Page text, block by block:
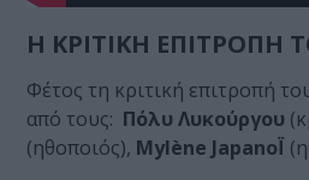
Η ΚΡΙΤΙΚΗ ΕΠΙΤΡΟΠΗ
Φέτος τη κριτική επιτροπή
από τους: Πόλυ Λυκούργου
(ηθοποιός), Mylène JapanoÏ